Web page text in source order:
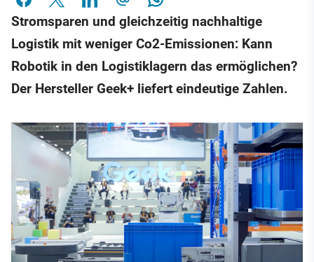
Stromsparen und gleichzeitig nachhaltige
Logistik mit weniger Co2-Emissionen: Kann
Robotik in den Logistiklagern das ermöglichen?
Der Hersteller Geek+ liefert eindeutige Zahlen.